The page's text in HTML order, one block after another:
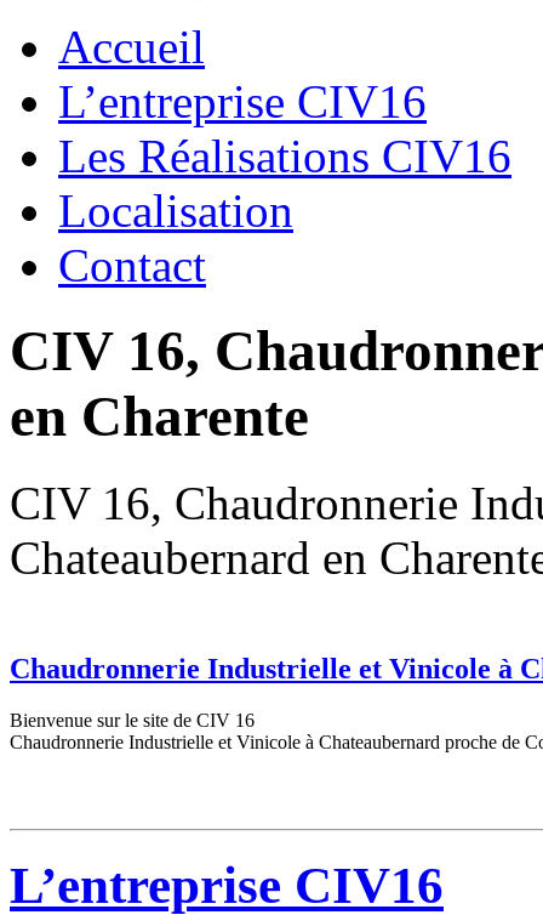
Accueil
L’entreprise CIV16
Les Réalisations CIV16
Localisation
Contact
CIV 16,
en Charente
CIV 16, Chaudronnerie
Chateaubernard en
Chaudronnerie Industrielle et Vinicole à
Bienvenue sur le site de CIV 16
Chaudronnerie Industrielle et Vinicole à Chateaubernard proche de
L’entreprise CIV16